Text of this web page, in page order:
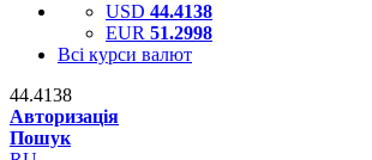
USD 44.4138
EUR 51.2998
Всі курси валют
44.4138
Авторизація
Пошук